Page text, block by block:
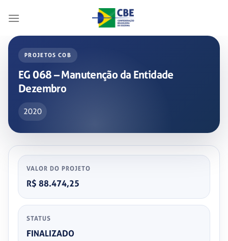
PROJETOS COB
EG 068 – Manutenção da Entidade
Dezembro
2020
VALOR DO PROJETO
R$ 88.474,25
STATUS
FINALIZADO